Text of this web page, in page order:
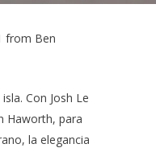
from Ben
Con Josh Le
Haworth, para
la elegancia